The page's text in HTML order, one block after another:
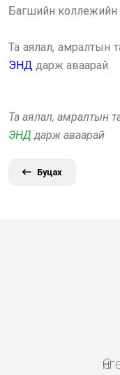
Багшийн коллежийн
Та аялал, амралтын
ЭНД дарж аваарай.
Та аялал, амралтын
ЭНД дарж аваарай
Буцах